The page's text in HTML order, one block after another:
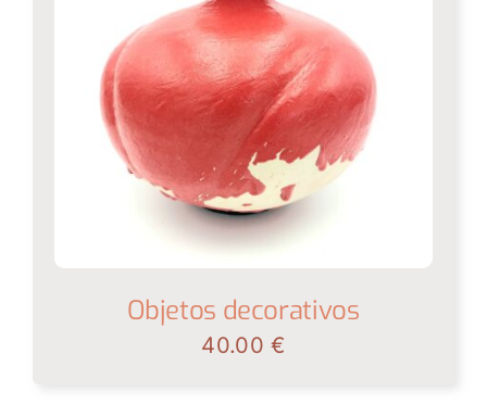
Objetos decorativos
40.00€